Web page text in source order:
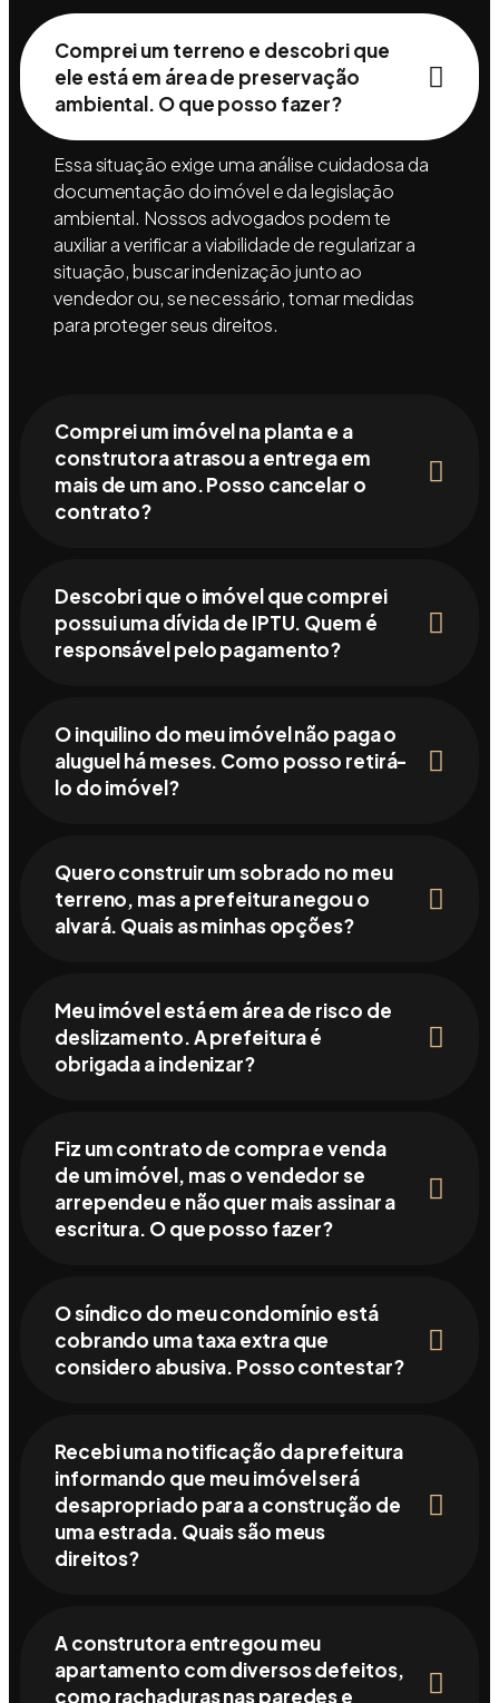
Comprei um terreno e descobri que
ele está em área de preservação
ambiental. O que posso fazer?
Essa situação exige uma análise cuidadosa da
documentação do imóvel e da legislação
ambiental. Nossos advogados podem te
auxiliar a verificar a viabilidade de regularizar a
situação, buscar indenização junto ao
vendedor ou, se necessário, tomar medidas
para proteger seus direitos.
Comprei um imóvel na planta e a
construtora atrasou a entrega em
mais de um ano. Posso cancelar o
contrato?
Descobri que o imóvel que comprei
possui uma dívida de IPTU. Quem é
responsável pelo pagamento?
O inquilino do meu imóvel não paga o
aluguel há meses. Como posso retirá-
lo do imóvel?
Quero construir um sobrado no meu
terreno, mas a prefeitura negou o
alvará. Quais as minhas opções?
Meu imóvel está em área de risco de
deslizamento. A prefeitura é
obrigada a indenizar?
Fiz um contrato de compra e venda
de um imóvel, mas o vendedor se
arrependeu e não quer mais assinar a
escritura. O que posso fazer?
O síndico do meu condomínio está
cobrando uma taxa extra que
considero abusiva. Posso contestar?
Recebi uma notificação da prefeitura
informando que meu imóvel será
desapropriado para a construção de
uma estrada. Quais são meus
direitos?
A construtora entregou meu
apartamento com diversos defeitos,
como rachaduras nas paredes e